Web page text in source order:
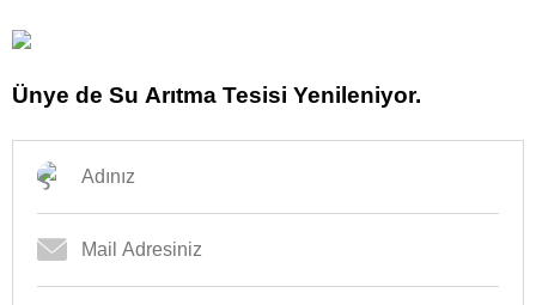
Ünye de Su Arıtma Tesisi Yenileniyor.